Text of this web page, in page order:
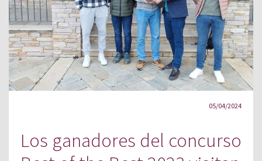
05/04/2024
Los ganadores del concurso